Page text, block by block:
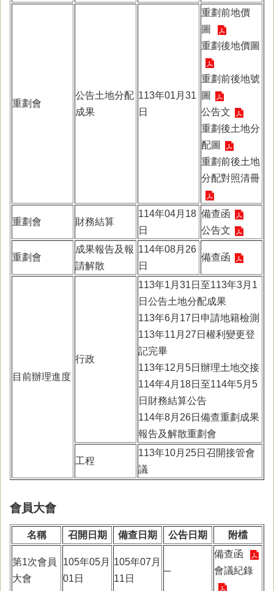
重劃會
公告土地分配
成果
113年01月31
日
重劃前地價
圖
重劃後地價圖
重劃前後地號
圖
公告文
重劃後土地分
配圖
重劃前後土地
分配對照清冊
重劃會 財務結算
114年04月18
日
備查函
公告文
重劃會
成果報告及報
請解散
114年08月26
日
備查函
目前辦理進度
行政
113年1月31日至113年3月1
日公告土地分配成果
113年6月17日申請地籍檢測
113年11月27日權利變更登
記完畢
113年12月5日辦理土地交接
114年4月18日至114年5月5
日財務結算公告
114年8月26日備查重劃成果
報告及解散重劃會
工程
113年10月25日召開接管會
議
會員大會
名稱 召開日期 備查日期 公告日期 附檔
第1次會員
大會
105年05月
01日
105年07月
11日
─
備查函
會議紀錄